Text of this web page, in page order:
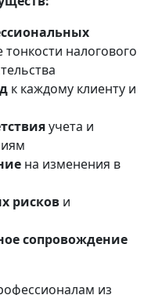
налогового
к каждому клиенту и
учета и
на изменения в
рисков и
сопровождение
из